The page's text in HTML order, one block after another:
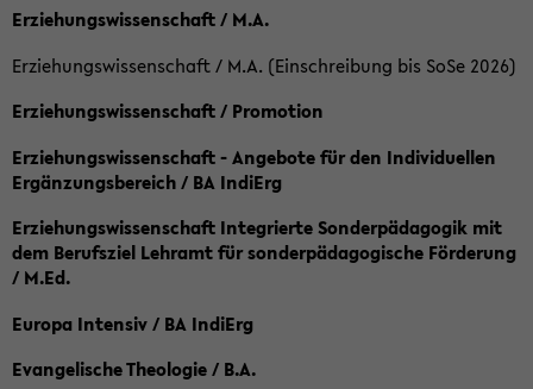
Erziehungswissenschaft / M.A.
Erziehungswissenschaft / M.A. (Einschreibung bis SoSe 2026)
Erziehungswissenschaft / Promotion
Erziehungswissenschaft - Angebote für den Individuellen
Ergänzungsbereich / BA IndiErg
Erziehungswissenschaft Integrierte Sonderpädagogik mit
dem Berufsziel Lehramt für sonderpädagogische Förderung
/ M.Ed.
Europa Intensiv / BA IndiErg
Evangelische Theologie / B.A.